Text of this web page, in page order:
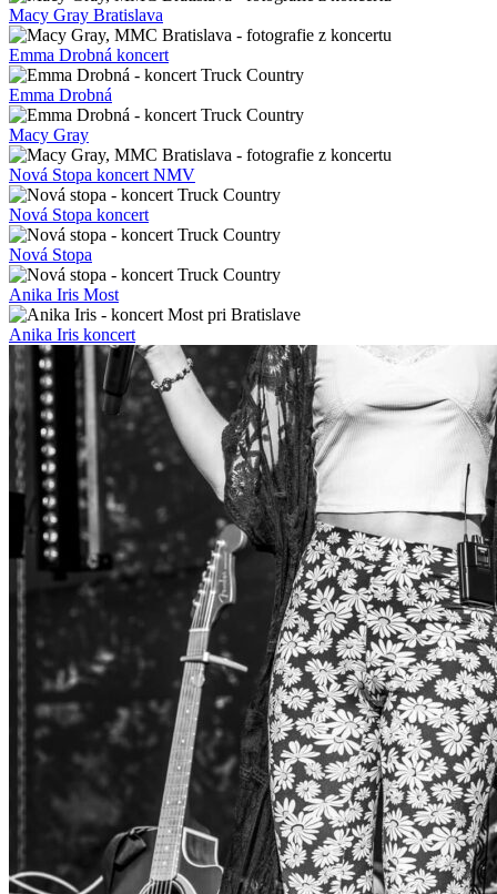
Macy Gray Bratislava
Emma Drobná koncert
Emma Drobná
Macy Gray
Nová Stopa koncert NMV
Nová Stopa koncert
Nová Stopa
Anika Iris Most
Anika Iris koncert